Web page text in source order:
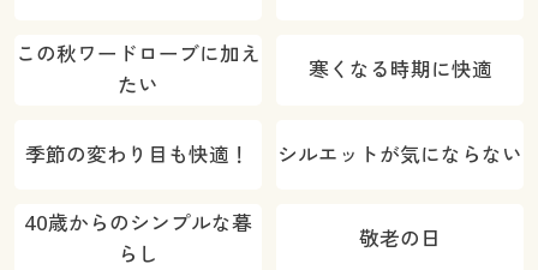
この秋ワードローブに加え
たい
寒くなる時期に快適
季節の変わり目も快適！ シルエットが気にならない
40歳からのシンプルな暮
らし
敬老の日